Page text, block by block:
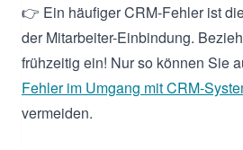
👉 Ein häufiger CRM-Fehler ist
der Mitarbeiter-Einbindung.
frühzeitig ein! Nur so können Sie
Fehler im Umgang mit CRM-
vermeiden.